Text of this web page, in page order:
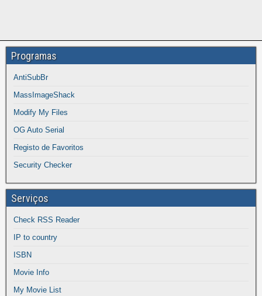
Programas
AntiSubBr
MassImageShack
Modify My Files
OG Auto Serial
Registo de Favoritos
Security Checker
Serviços
Check RSS Reader
IP to country
ISBN
Movie Info
My Movie List